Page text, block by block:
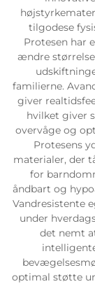
tilgodese
Protesen har
ændre
familierne.
giver
hvilket giver
overvåge og
Protesens
materialer, der
for
åndbart og
Vandresistente
under
det nemt
optimal støtte